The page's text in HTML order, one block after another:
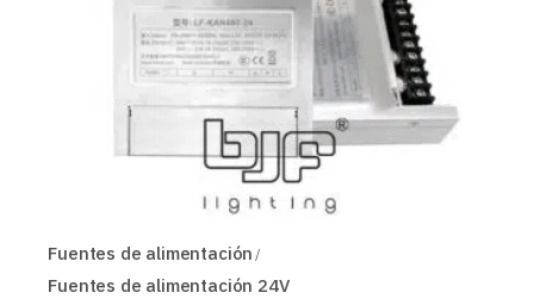
Fuentes de alimentación
Fuentes de alimentación 24V